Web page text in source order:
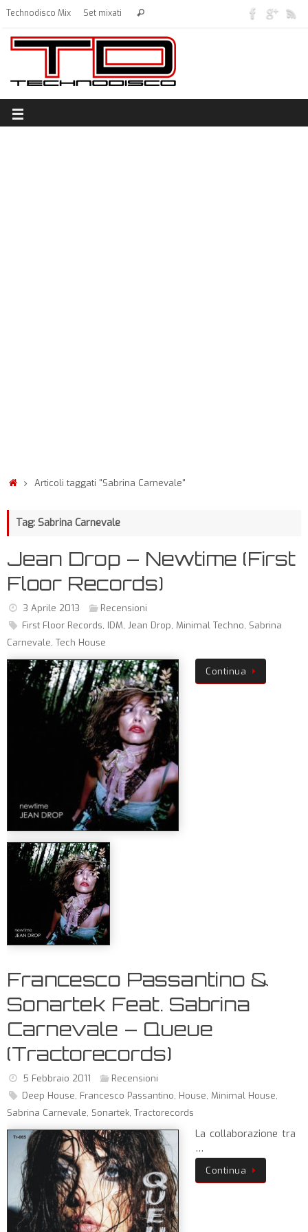
Technodisco Mix Set mixati
Articoli taggati "Sabrina Carnevale"
Tag: Sabrina Carnevale
Jean Drop – Newtime (First
Floor Records)
3 Aprile 2013
Recensioni
First Floor Records, IDM, Jean Drop, Minimal Techno, Sabrina
Carnevale, Tech House
Continua
Francesco Passantino &
Sonartek Feat. Sabrina
Carnevale – Queue
(Tractorecords)
5 Febbraio 2011
Recensioni
Deep House, Francesco Passantino, House, Minimal House,
Sabrina Carnevale, Sonartek, Tractorecords
La collaborazione tra
…
Continua